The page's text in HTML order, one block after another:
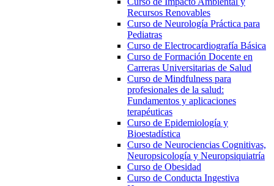
Recursos Renovables
Curso de Neurología Práctica para
Pediatras
Curso de Electrocardiografía Básica
Curso de Formación Docente en
Carreras Universitarias de Salud
Curso de Mindfulness para
profesionales de la salud:
Fundamentos y aplicaciones
terapéuticas
Curso de Epidemiología y
Bioestadística
Curso de Neurociencias Cognitivas,
Neuropsicología y Neuropsiquiatría
Curso de Obesidad
Curso de Conducta Ingestiva